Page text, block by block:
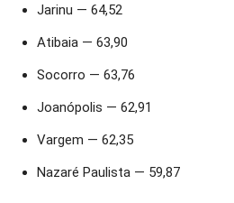
Jarinu — 64,52
Atibaia — 63,90
Socorro — 63,76
Joanópolis — 62,91
Vargem — 62,35
Nazaré Paulista — 59,87